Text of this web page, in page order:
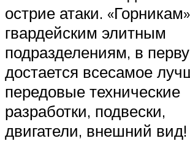
острие атаки.
гвардейским элитным
подразделениям, в
достается всесамое
передовые технические
разработки, подвески,
двигатели, внешний вид!